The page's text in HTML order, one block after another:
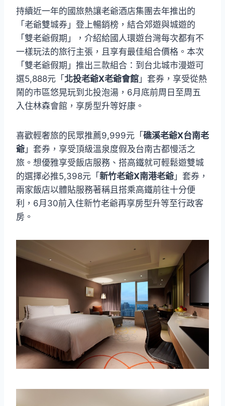
持續近一年的國旅熱讓老爺酒店集團去年推出的
「老爺雙城券」登上暢銷榜，結合郊遊與城遊的
「雙老爺假期」，介紹給國人環遊台灣每次都有不
一樣玩法的旅行主張，且享有最佳組合價格。本次
「雙老爺假期」推出三款組合：到台北城市漫遊可
選5,888元「 北投老爺X老爺會館 」套券，享受從熱
鬧的市區悠晃玩到北投泡湯，6月底前周日至周五
入住林森會館，享房型升等好康。
喜歡輕奢旅的民眾推薦9,999元「 礁溪老爺X台南老
爺 」套券，享受頂級溫泉度假及台南古都慢活之
旅。想優雅享受飯店服務、搭高鐵就可輕鬆遊雙城
的選擇必推5,398元「 新竹老爺X南港老爺 」套券，
兩家飯店以體貼服務著稱且搭乘高鐵前往十分便
利，6月30前入住新竹老爺再享房型升等至行政客
房。